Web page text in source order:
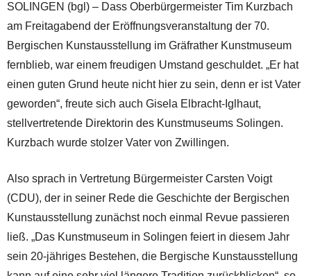
SOLINGEN (bgl) – Dass Oberbürgermeister Tim Kurzbach
am Freitagabend der Eröffnungsveranstaltung der 70.
Bergischen Kunstausstellung im Gräfrather Kunstmuseum
fernblieb, war einem freudigen Umstand geschuldet. „Er hat
einen guten Grund heute nicht hier zu sein, denn er ist Vater
geworden“, freute sich auch Gisela Elbracht-Iglhaut,
stellvertretende Direktorin des Kunstmuseums Solingen.
Kurzbach wurde stolzer Vater von Zwillingen.
Also sprach in Vertretung Bürgermeister Carsten Voigt
(CDU), der in seiner Rede die Geschichte der Bergischen
Kunstausstellung zunächst noch einmal Revue passieren
ließ. „Das Kunstmuseum in Solingen feiert in diesem Jahr
sein 20-jähriges Bestehen, die Bergische Kunstausstellung